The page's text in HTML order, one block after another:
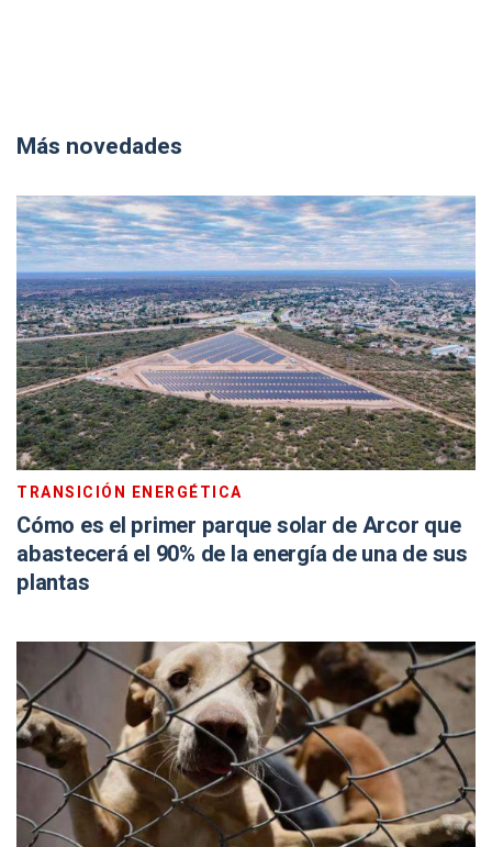
Más novedades
TRANSICIÓN ENERGÉTICA
Cómo es el primer parque solar de Arcor que
abastecerá el 90% de la energía de una de sus
plantas